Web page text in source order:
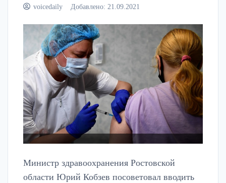
voicedaily Добавлено: 21.09.2021
Министр здравоохранения Ростовской
области Юрий Кобзев посоветовал вводить